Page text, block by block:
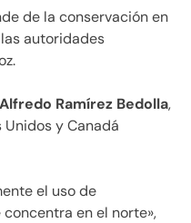
de la conservación en
autoridades
Alfredo Ramírez Bedolla,
Unidos y Canadá
el uso de
en el norte»,